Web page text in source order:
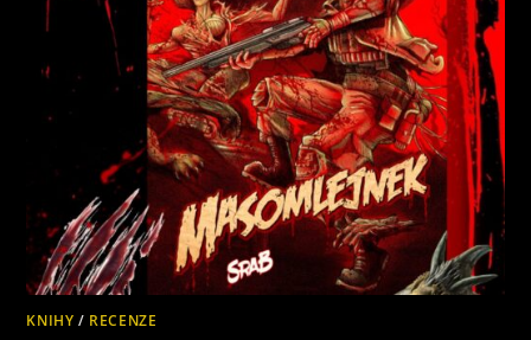
KNIHY / RECENZE